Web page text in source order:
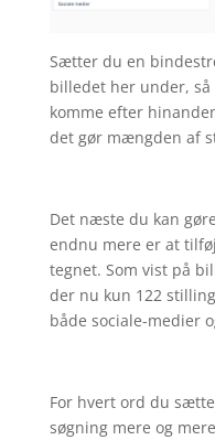
Sætter du en
billedet her under, så
komme efter
det gør mængden af
Det næste du kan
endnu mere er at
tegnet. Som vist på
der nu kun 122
både sociale-medier
For hvert ord du
søgning mere og